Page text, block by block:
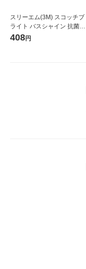
スリーエム(3M) スコッチブ
ライト バスシャイン 抗菌ス
ポンジ(研磨粒子なし) お風呂
408円